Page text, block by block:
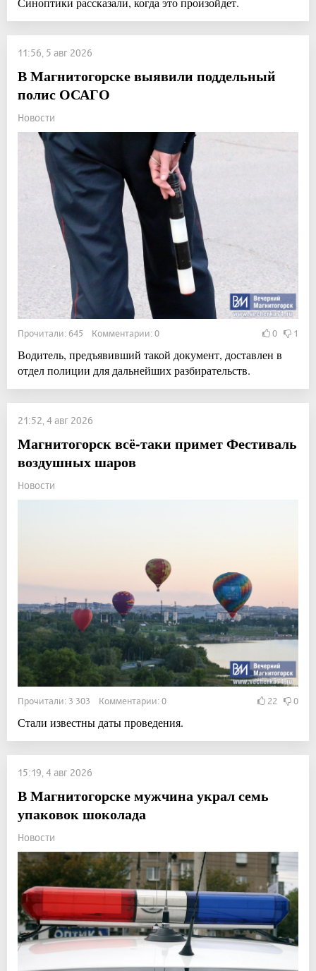
11:56, 5 авг 2026
В Магнитогорске выявили поддельный
полис ОСАГО
Новости
Прочитали: 645 Комментарии: 0 0 1
Водитель, предъявивший такой документ, доставлен в
отдел полиции для дальнейших разбирательств.
21:52, 4 авг 2026
Магнитогорск всё-таки примет Фестиваль
воздушных шаров
Новости
Прочитали: 3 303 Комментарии: 0 22 0
Стали известны даты проведения.
15:19, 4 авг 2026
В Магнитогорске мужчина украл семь
упаковок шоколада
Новости